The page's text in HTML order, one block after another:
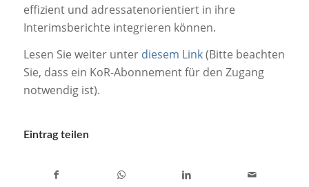
effizient und adressatenorientiert in ihre
Interimsberichte integrieren können.
Lesen Sie weiter unter diesem Link(Bitte beachten
Sie, dass ein KoR-Abonnement für den Zugang
notwendig ist).
Eintrag teilen